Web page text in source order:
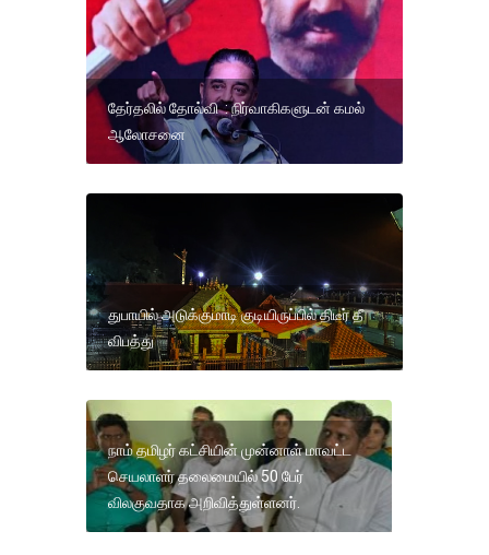
தேர்தலில் தோல்வி : நிர்வாகிகளுடன் கமல்
ஆலோசனை
துபாயில் அடுக்குமாடி குடியிருப்பில் திடீர் தீ
விபத்து
நாம் தமிழர் கட்சியின் முன்னாள் மாவட்ட
செயலாளர் தலைமையில் 50 பேர்
விலகுவதாக அறிவித்துள்ளனர்.